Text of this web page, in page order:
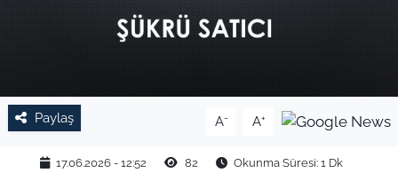
Paylaş A- A+
17.06.2026 - 12:52 82 Okunma Süresi: 1 Dk
TARIM VE HAYVANCILIK
RESMİ İLAN
SPOR